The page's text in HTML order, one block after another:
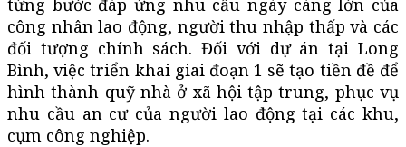
từng bước đáp ứng nhu cầu ngày càng lớn của
công nhân lao động, người thu nhập thấp và các
đối tượng chính sách. Đối với dự án tại Long
Bình, việc triển khai giai đoạn 1 sẽ tạo tiền đề để
hình thành quỹ nhà ở xã hội tập trung, phục vụ
nhu cầu an cư của người lao động tại các khu,
cụm công nghiệp.